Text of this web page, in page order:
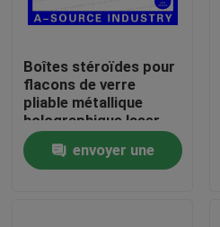
Maison
Produits
Boîtes stéroïdes pour
flacons de verre
pliable métallique
holographique laser
Étiquette des boîtes
pharmaceutiques
envoyer une